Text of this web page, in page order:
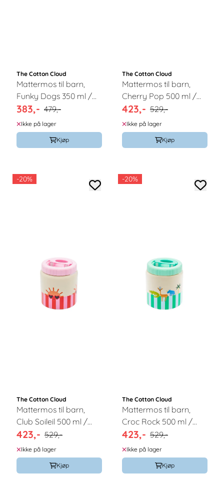
The Cotton Cloud
Mattermos til barn,
Funky Dogs 350 ml /
The Cotton Cloud
383,- 479,-
Ikke på lager
Kjøp
The Cotton Cloud
Mattermos til barn,
Cherry Pop 500 ml /
The Cotton Cloud
423,- 529,-
Ikke på lager
Kjøp
-20%
The Cotton Cloud
Mattermos til barn,
Club Soileil 500 ml /
The Cotton Cloud
423,- 529,-
Ikke på lager
Kjøp
-20%
The Cotton Cloud
Mattermos til barn,
Croc Rock 500 ml /
The Cotton Cloud
423,- 529,-
Ikke på lager
Kjøp